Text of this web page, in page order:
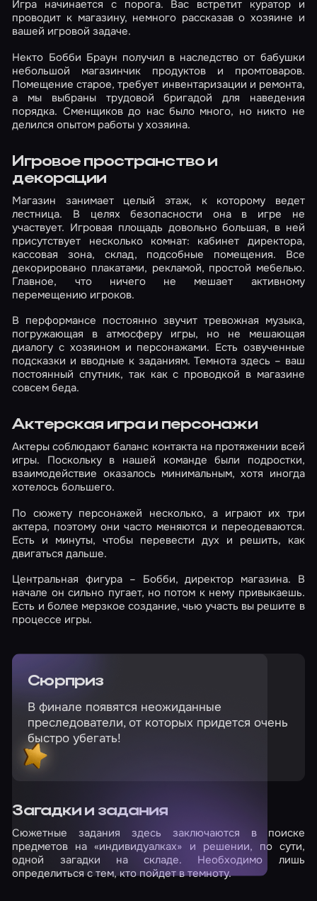
Игра начинается с порога. Вас встретит куратор и
проводит к магазину, немного рассказав о хозяине и
вашей игровой задаче.
Некто Бобби Браун получил в наследство от бабушки
небольшой магазинчик продуктов и промтоваров.
Помещение старое, требует инвентаризации и ремонта,
а мы выбраны трудовой бригадой для наведения
порядка. Сменщиков до нас было много, но никто не
делился опытом работы у хозяина.
Игровое пространство и
декорации
Магазин занимает целый этаж, к которому ведет
лестница. В целях безопасности она в игре не
участвует. Игровая площадь довольно большая, в ней
присутствует несколько комнат: кабинет директора,
кассовая зона, склад, подсобные помещения. Все
декорировано плакатами, рекламой, простой мебелью.
Главное, что ничего не мешает активному
перемещению игроков.
В перформансе постоянно звучит тревожная музыка,
погружающая в атмосферу игры, но не мешающая
диалогу с хозяином и персонажами. Есть озвученные
подсказки и вводные к заданиям. Темнота здесь – ваш
постоянный спутник, так как с проводкой в магазине
совсем беда.
Актерская игра и персонажи
Актеры соблюдают баланс контакта на протяжении всей
игры. Поскольку в нашей команде были подростки,
взаимодействие оказалось минимальным, хотя иногда
хотелось большего.
По сюжету персонажей несколько, а играют их три
актера, поэтому они часто меняются и переодеваются.
Есть и минуты, чтобы перевести дух и решить, как
двигаться дальше.
Центральная фигура – Бобби, директор магазина. В
начале он сильно пугает, но потом к нему привыкаешь.
Есть и более мерзкое создание, чью участь вы решите в
процессе игры.
Сюрприз
В финале появятся неожиданные
преследователи, от которых придется очень
быстро убегать!
Загадки и задания
Сюжетные задания здесь заключаются в поиске
предметов на «индивидуалках» и решении, по сути,
одной загадки на складе. Необходимо лишь
определиться с тем, кто пойдет в темноту.